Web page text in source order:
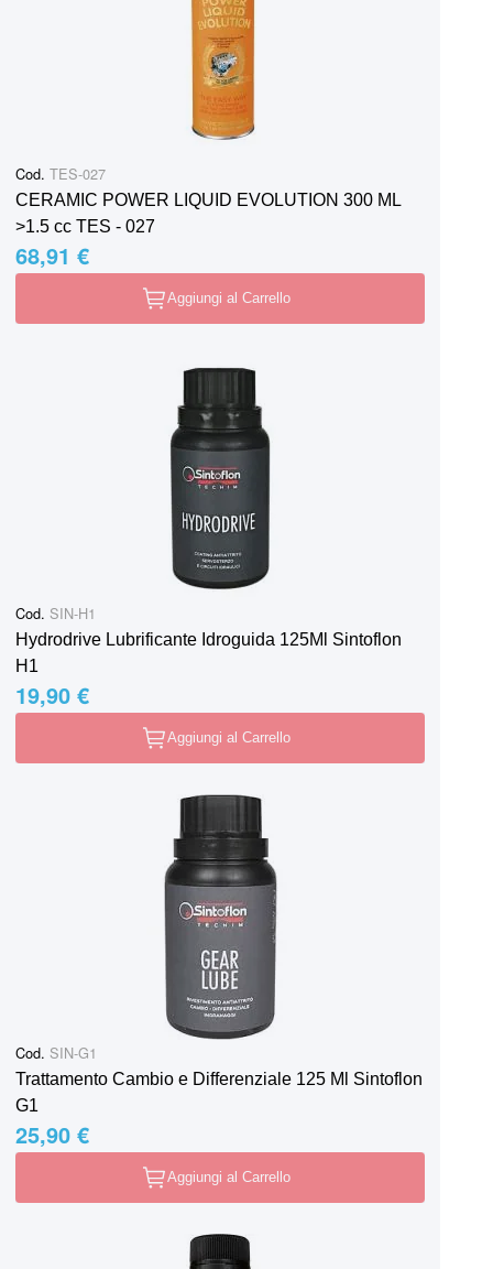
Cod. TES-027
CERAMIC POWER LIQUID EVOLUTION 300 ML
>1.5 cc TES - 027
68,91 €
Aggiungi al Carrello
Cod. SIN-H1
Hydrodrive Lubrificante Idroguida 125Ml Sintoflon
H1
19,90 €
Aggiungi al Carrello
Cod. SIN-G1
Trattamento Cambio e Differenziale 125 Ml Sintoflon
G1
25,90 €
Aggiungi al Carrello